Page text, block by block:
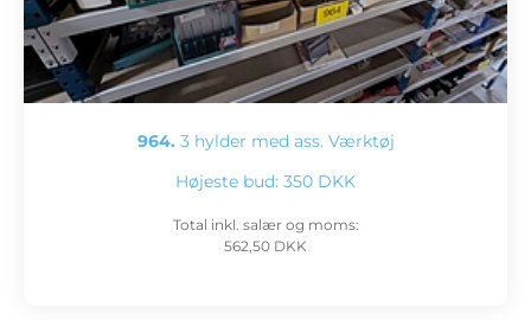
964. 3 hylder med ass. Værktøj
Højeste bud: 350 DKK
Total inkl. salær og moms:
562,50 DKK